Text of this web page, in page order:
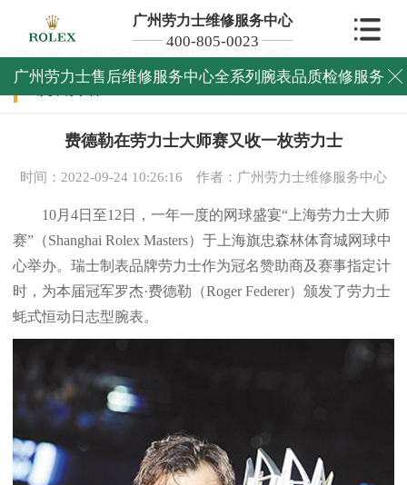
广州劳力士维修服务中心
400-805-0023
广州劳力士售后维修服务中心全系列腕表品质检修服务 
当前位置：广州劳力士维修中心>腕表资讯>
腕表资讯
费德勒在劳力士大师赛又收一枚劳力士
时间：2022-09-24 10:26:16 作者：广州劳力士维修服务中心
10月4日至12日，一年一度的网球盛宴“上海劳力士大师
赛”（Shanghai Rolex Masters）于上海旗忠森林体育城网球中
心举办。瑞士制表品牌劳力士作为冠名赞助商及赛事指定计
时，为本届冠军罗杰·费德勒（Roger Federer）颁发了劳力士
蚝式恒动日志型腕表。